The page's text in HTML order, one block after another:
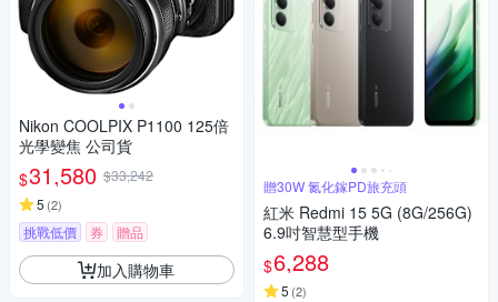
Nikon COOLPIX P1100 125倍
光學變焦 公司貨
$31,580 $33,242
5 (2)
挑戰低價 券 贈品
加入購物車
贈30W 氮化鎵PD旅充頭
紅米 Redmi 15 5G (8G/256G)
6.9吋智慧型手機
$6,288
5 (2)